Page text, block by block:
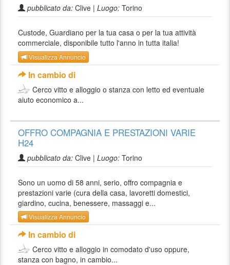
pubblicato da: Clive | Luogo: Torino
Custode, Guardiano per la tua casa o per la tua attività
commerciale, disponibile tutto l'anno in tutta italia!
Visualizza Annuncio
In cambio di
Cerco vitto e alloggio o stanza con letto ed eventuale
aiuto economico a...
OFFRO COMPAGNIA E PRESTAZIONI VARIE
H24
pubblicato da: Clive | Luogo: Torino
Sono un uomo di 58 anni, serio, offro compagnia e
prestazioni varie (cura della casa, lavoretti domestici,
giardino, cucina, benessere, massaggi e...
Visualizza Annuncio
In cambio di
Cerco vitto e alloggio in comodato d'uso oppure,
stanza con bagno, in cambio...